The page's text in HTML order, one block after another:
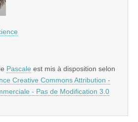
Pascale est mis à disposition selon
Creative Commons Attribution -
- Pas de Modification 3.0